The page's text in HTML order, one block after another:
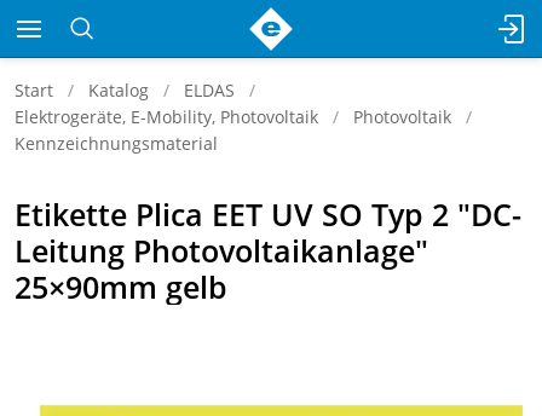
Start Katalog
ELDAS
Elektrogeräte, E-Mobility, Photovoltaik
Photovoltaik
Kennzeichnungsmaterial
Etikette Plica EET UV SO Typ 2 "DC-
Leitung Photovoltaikanlage"
25×90mm gelb